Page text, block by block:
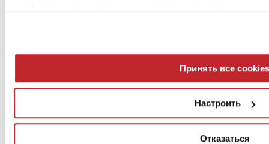
Принять все cookies
Настроить
Отказаться
Cookie Policy
Edi.Cer S.p.a. Società unipersonale
Viale Monte Santo, 40 - 41049 Sassuolo (MO) - Italy
Capitale Sociale: 2.500.000 euro - Codice fiscale e P.IVA
00853700367